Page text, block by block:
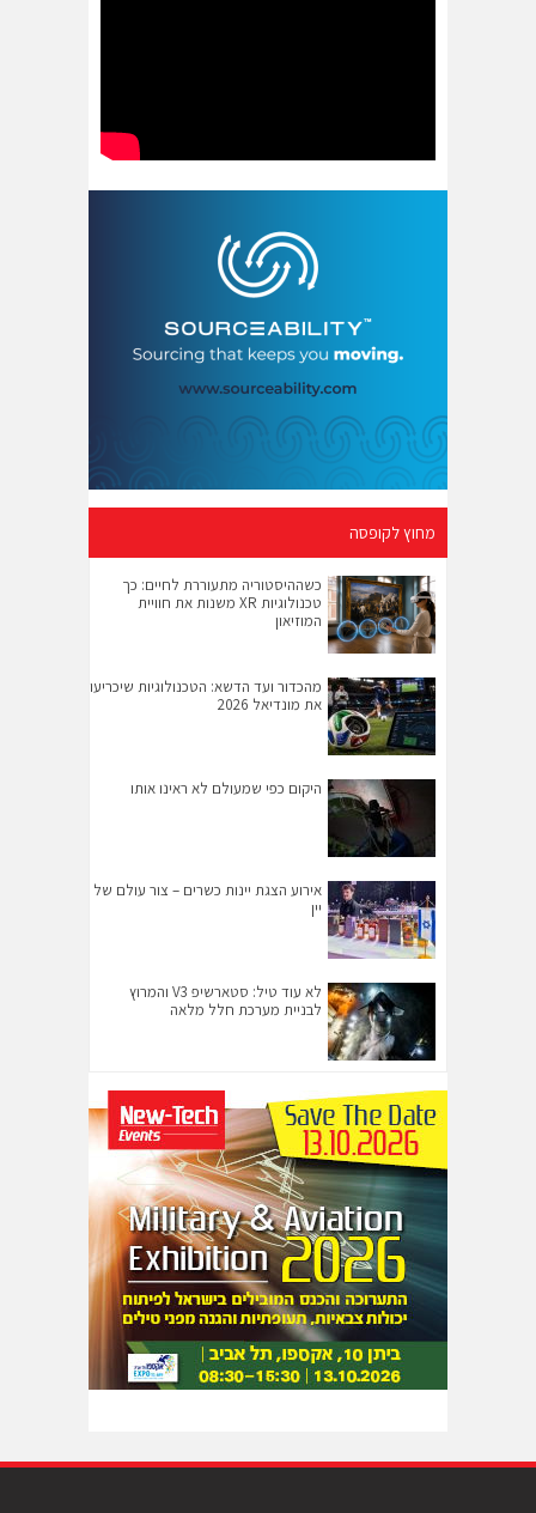
מחוץ לקופסה
כשההיסטוריה מתעוררת לחיים: כך
טכנולוגיות XR משנות את חוויית
המוזיאון
מהכדור ועד הדשא: הטכנולוגיות שיכריעו
את מונדיאל 2026
היקום כפי שמעולם לא ראינו אותו
אירוע הצגת יינות כשרים – צור עולם של
יין
לא עוד טיל: סטארשיפ V3 והמרוץ
לבניית מערכת חלל מלאה